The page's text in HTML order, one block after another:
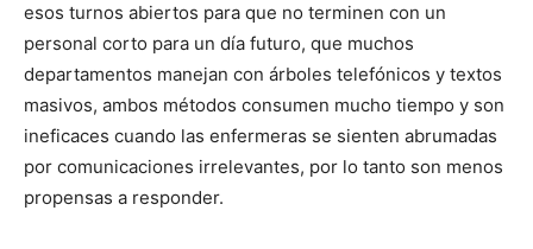
esos turnos abiertos para que no terminen con un
personal corto para un día futuro, que muchos
departamentos manejan con árboles telefónicos y textos
masivos, ambos métodos consumen mucho tiempo y son
ineficaces cuando las enfermeras se sienten abrumadas
por comunicaciones irrelevantes, por lo tanto son menos
propensas a responder.